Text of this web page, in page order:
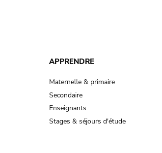
APPRENDRE
Maternelle & primaire
Secondaire
Enseignants
Stages & séjours d'étude